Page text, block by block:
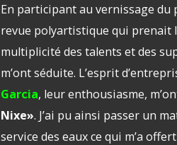
En participant au vernissage du
revue polyartistique qui prenait
multiplicité des talents et des
m’ont séduite. L’esprit
Garcia, leur enthousiasme,
Nixe». J’ai pu ainsi passer un
service des eaux ce qui m’a